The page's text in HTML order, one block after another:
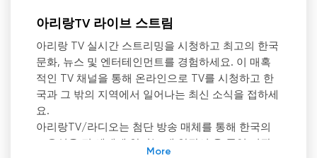
아리랑TV 라이브 스트림
아리랑 TV 실시간 스트리밍을 시청하고 최고의 한국
문화, 뉴스 및 엔터테인먼트를 경험하세요. 이 매혹
적인 TV 채널을 통해 온라인으로 TV를 시청하고 한
국과 그 밖의 지역에서 일어나는 최신 소식을 접하세
요.
아리랑TV/라디오는 첨단 방송 매체를 통해 한국의